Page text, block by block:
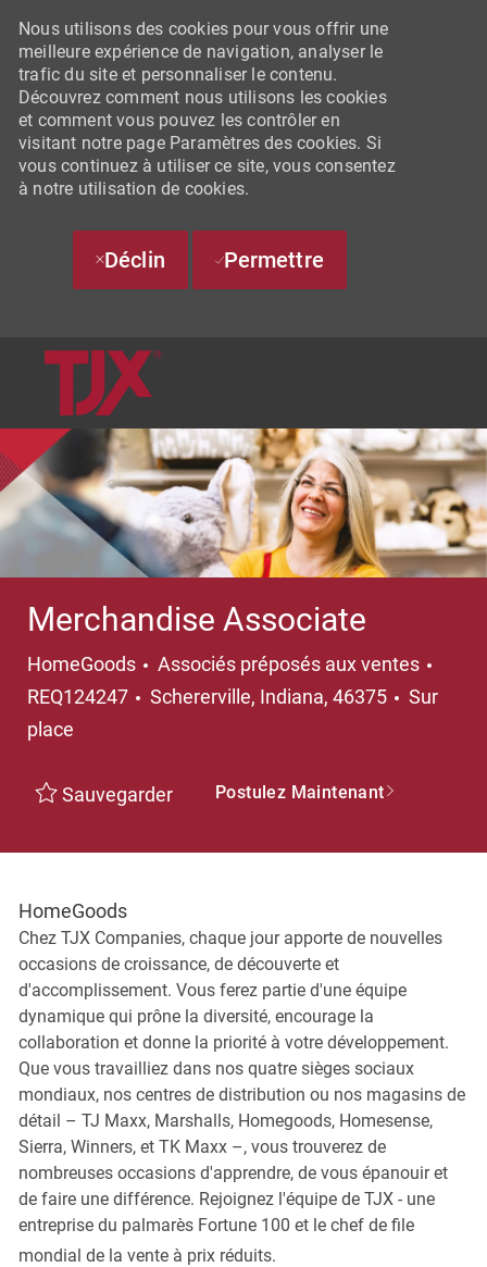
SKIP TO MAIN CONTENT
Nous utilisons des cookies pour vous offrir une
meilleure expérience de navigation, analyser le
trafic du site et personnaliser le contenu.
Découvrez comment nous utilisons les cookies
et comment vous pouvez les contrôler en
visitant notre page Paramètres des cookies. Si
vous continuez à utiliser ce site, vous consentez
à notre utilisation de cookies.
Déclin Permettre
Merchandise Associate
HomeGoods Catégorie
Associés préposés aux ventes
REQ124247
Emplacement
Schererville, Indiana, 46375
Sur
place
Sauvegarder Postulez Maintenant
HomeGoods
Chez TJX Companies, chaque jour apporte de nouvelles
occasions de croissance, de découverte et
d'accomplissement. Vous ferez partie d'une équipe
dynamique qui prône la diversité, encourage la
collaboration et donne la priorité à votre développement.
Que vous travailliez dans nos quatre sièges sociaux
mondiaux, nos centres de distribution ou nos magasins de
détail – TJ Maxx, Marshalls, Homegoods, Homesense,
Sierra, Winners, et TK Maxx –, vous trouverez de
nombreuses occasions d'apprendre, de vous épanouir et
de faire une différence. Rejoignez l'équipe de TJX - une
entreprise du palmarès Fortune 100 et le chef de file
mondial de la vente à prix réduits.